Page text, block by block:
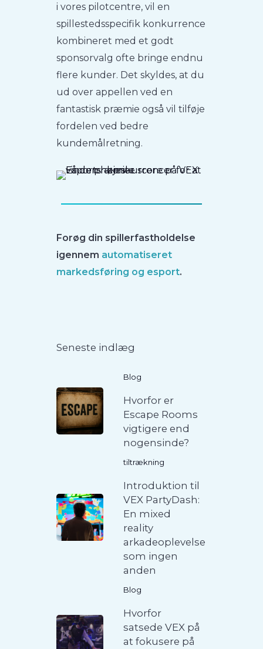
i vores pilotcentre, vil en
spillestedsspecifik konkurrence
kombineret med et godt
sponsorvalg ofte bringe endnu
flere kunder. Det skyldes, at du
ud over appellen ved en
fantastisk præmie også vil tilføje
fordelen ved bedre
kundemålretning.
Forøg din spillerfastholdelse
igennem automatiseret
markedsføring og esport.
Seneste indlæg
Blog
Hvorfor er
Escape Rooms
vigtigere end
nogensinde?
tiltrækning
Introduktion til
VEX PartyDash:
En mixed
reality
arkadeoplevelse
som ingen
anden
Blog
Hvorfor
satsede VEX på
at fokusere på